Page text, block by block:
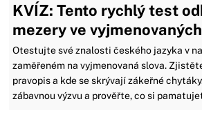
KVÍZ: Tento rychlý test
mezery ve
Otestujte své znalosti českého jazyka v
zaměřeném na vyjmenovaná slova.
pravopis a kde se skrývají zákeřné
zábavnou výzvu a prověřte, co si